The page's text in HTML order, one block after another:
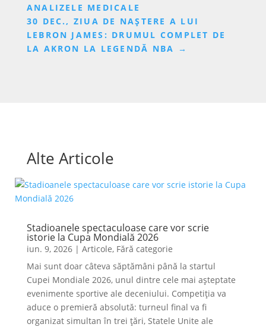
ANALIZELE MEDICALE
30 DEC., ZIUA DE NAȘTERE A LUI
LEBRON JAMES: DRUMUL COMPLET DE
LA AKRON LA LEGENDĂ NBA →
Alte Articole
Stadioanele spectaculoase care vor scrie
istorie la Cupa Mondială 2026
iun. 9, 2026| Articole, Fără categorie
Mai sunt doar câteva săptămâni până la startul
Cupei Mondiale 2026, unul dintre cele mai așteptate
evenimente sportive ale deceniului. Competiția va
aduce o premieră absolută: turneul final va fi
organizat simultan în trei țări, Statele Unite ale